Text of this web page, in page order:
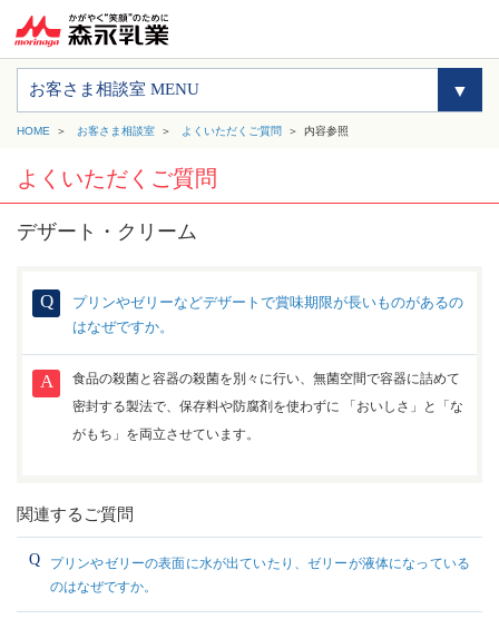
お客さま相談室 MENU
HOME お客さま相談室 よくいただくご質問 内容参照
よくいただくご質問
デザート・クリーム
プリンやゼリーなどデザートで賞味期限が長いものがあるの
はなぜですか。
食品の殺菌と容器の殺菌を別々に行い、無菌空間で容器に詰めて
密封する製法で、保存料や防腐剤を使わずに 「おいしさ」と「な
がもち」を両立させています。
関連するご質問
プリンやゼリーの表面に水が出ていたり、ゼリーが液体になっている
のはなぜですか。